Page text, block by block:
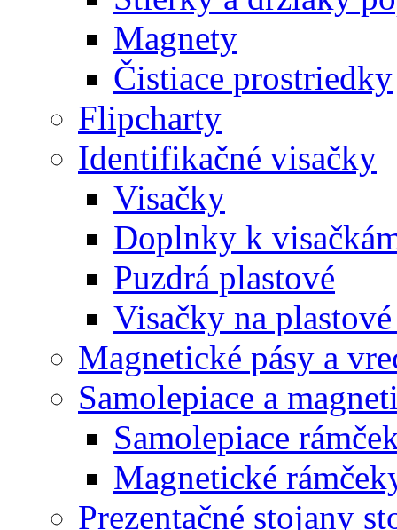
Magnety
Čistiace prostriedky
Flipcharty
Identifikačné visačky
Visačky
Doplnky k
Puzdrá plastové
Visačky na
Magnetické pásy a
Samolepiace a
Samolepiace
Magnetické
Prezentačné stojany